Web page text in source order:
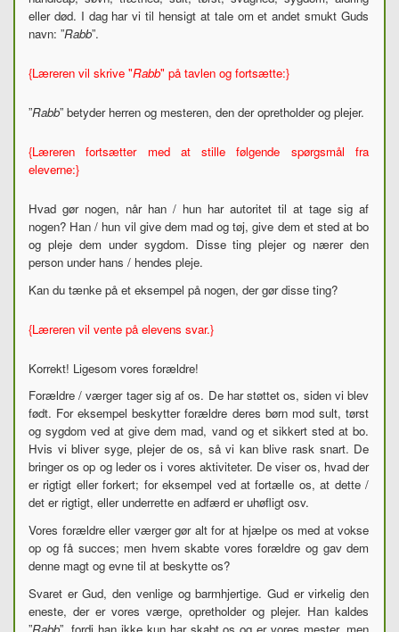
eller død. I dag har vi til hensigt at tale om et andet smukt Guds
navn: ”Rabb”.
{Læreren vil skrive "Rabb" på tavlen og fortsætte:}
”Rabb” betyder herren og mesteren, den der opretholder og plejer.
{Læreren fortsætter med at stille følgende spørgsmål fra
eleverne:}
Hvad gør nogen, når han / hun har autoritet til at tage sig af
nogen? Han / hun vil give dem mad og tøj, give dem et sted at bo
og pleje dem under sygdom. Disse ting plejer og nærer den
person under hans / hendes pleje.
Kan du tænke på et eksempel på nogen, der gør disse ting?
{Læreren vil vente på elevens svar.}
Korrekt! Ligesom vores forældre!
Forældre / værger tager sig af os. De har støttet os, siden vi blev
født. For eksempel beskytter forældre deres børn mod sult, tørst
og sygdom ved at give dem mad, vand og et sikkert sted at bo.
Hvis vi bliver syge, plejer de os, så vi kan blive rask snart. De
bringer os op og leder os i vores aktiviteter. De viser os, hvad der
er rigtigt eller forkert; for eksempel ved at fortælle os, at dette /
det er rigtigt, eller underrette en adfærd er uhøfligt osv.
Vores forældre eller værger gør alt for at hjælpe os med at vokse
op og få succes; men hvem skabte vores forældre og gav dem
denne magt og evne til at beskytte os?
Svaret er Gud, den venlige og barmhjertige. Gud er virkelig den
eneste, der er vores værge, opretholder og plejer. Han kaldes
”Rabb”, fordi han ikke kun har skabt os og er vores mester, men